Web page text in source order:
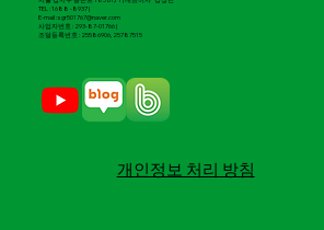
TEL : 1688 -8937 |
E-mail : sgr501767@naver.com
​사업자번호 : 293-87-01766 |
조달등록번호 : 25586906, 25787515
​개인정보 처리 방침